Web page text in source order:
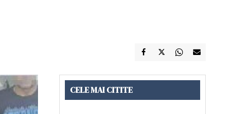
CELE MAI CITITE